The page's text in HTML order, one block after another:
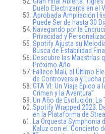
Duelo Electrizante en el
Aprobada Ampliación
Puede Ser de hasta 30
Navegando por la
Privacidad y
Spotify Ajusta su
Busca de Estabilidad
Descubre las Maestrías
Próximo Año
Fallece Mali, el Último
de Controversia y Lucha
GTA VI: Un Viaje Épico a
Crimen y la Aventura”
Un Año de Evolución: La
Spotify Wrapped 2023:
en la Plataforma de
La Orquesta Symphonia
Kaluz con el ‘Concierto